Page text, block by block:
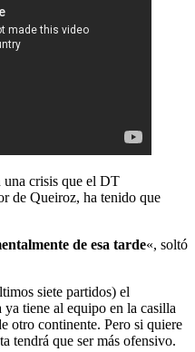
una crisis que el DT
de Queiroz, ha tenido que
de esa tarde«, soltó
siete partidos) el
tiene al equipo en la casilla
otro continente. Pero si quiere
tendrá que ser más ofensivo.